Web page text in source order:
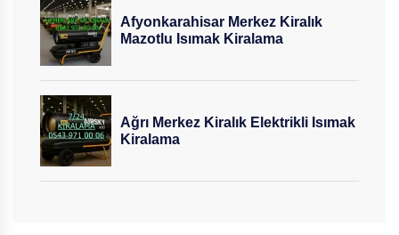
Afyonkarahisar Merkez Kiralık
Mazotlu Isımak Kiralama
Ağrı Merkez Kiralık Elektrikli Isımak
Kiralama